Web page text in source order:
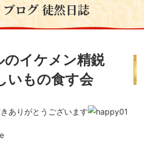
ログ 徒然日誌
のイケメン精鋭
もの食す会
ありがとうございます